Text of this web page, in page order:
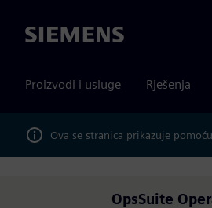
Siemens
Proizvodi i usluge Rješenja
Ova se stranica prikazuje
OpsSuite